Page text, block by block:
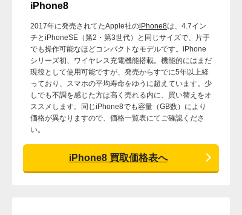
iPhone8
2017年に発売されてたApple社のiPhone8は、4.7イン
チとiPhoneSE（第2・第3世代）と同じサイズで、片手
でも操作可能なほどコンパクトなモデルです。iPhone
シリーズ初、ワイヤレス充電機能搭載。機能的にはまだ
現役として使用可能ですが、発売からすでに5年以上経
っており、スマホの平均寿命をゆうに超えています。少
しでも不調を感じた方は高く売れる内に、買い替えをオ
ススメします。同じiPhone8でも容量（GB数）により
価格が異なりますので、価格一覧表にてご確認くださ
い。
iPhone8 買取価格表へ